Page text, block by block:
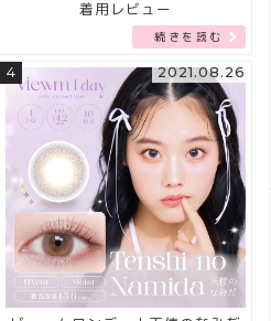
着用レビュー
続きを読む
4 2021.08.26